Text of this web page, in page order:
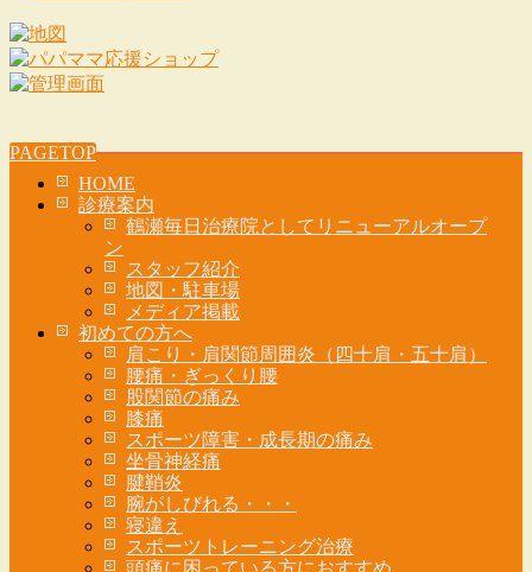
PAGETOP
HOME
診療案内
鶴瀬毎日治療院としてリニューアルオープ
ン
スタッフ紹介
地図・駐車場
メディア掲載
初めての方へ
肩こり・肩関節周囲炎（四十肩・五十肩）
腰痛・ぎっくり腰
股関節の痛み
膝痛
スポーツ障害・成長期の痛み
坐骨神経痛
腱鞘炎
腕がしびれる・・・
寝違え
スポーツトレーニング治療
頭痛に困っている方におすすめ